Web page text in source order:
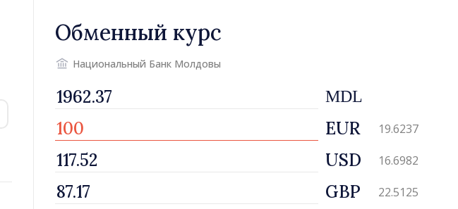
Обменный курс
Национальный Банк Молдовы
MDL
EUR 19.6237
USD 16.6982
GBP 22.5125